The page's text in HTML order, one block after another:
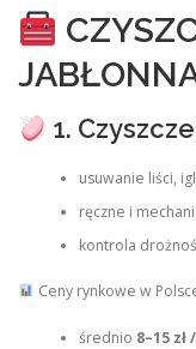
1.
usuwanie liści,
ręczne i
kontrola
Ceny rynkowe w
średnio 8–15